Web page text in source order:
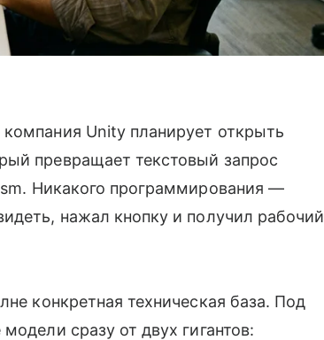
Unity планирует открыть
превращает текстовый запрос
Никакого программирования —
нажал кнопку и получил рабочий
конкретная техническая база. Под
сразу от двух гигантов: